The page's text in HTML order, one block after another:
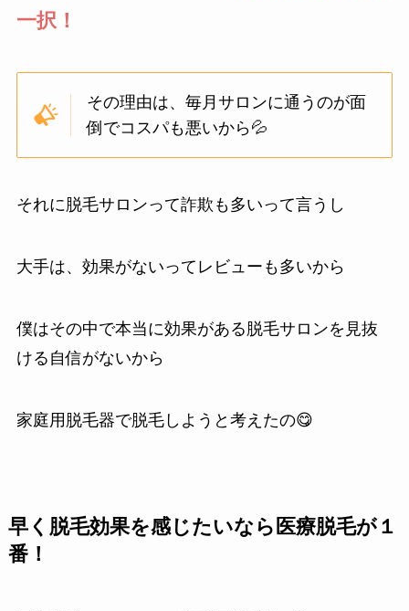
一択！
その理由は、毎月サロンに通うのが面
倒でコスパも悪いから💦
それに脱毛サロンって詐欺も多いって言うし
大手は、効果がないってレビューも多いから
僕はその中で本当に効果がある脱毛サロンを見抜
ける自信がないから
家庭用脱毛器で脱毛しようと考えたの😋
早く脱毛効果を感じたいなら医療脱毛が１
番！